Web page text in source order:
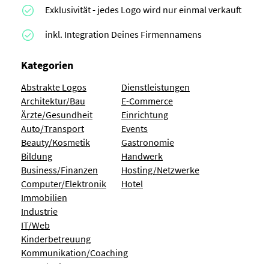
Exklusivität - jedes Logo wird nur einmal verkauft
inkl. Integration Deines Firmennamens
Kategorien
Abstrakte Logos
Architektur/Bau
Ärzte/Gesundheit
Auto/Transport
Beauty/Kosmetik
Bildung
Business/Finanzen
Computer/Elektronik
Dienstleistungen
E-Commerce
Einrichtung
Events
Gastronomie
Handwerk
Hosting/Netzwerke
Hotel
Immobilien
Industrie
IT/Web
Kinderbetreuung
Kommunikation/Coaching